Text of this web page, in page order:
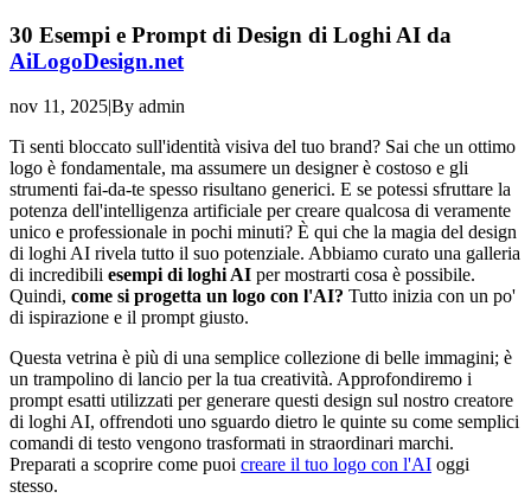
30 Esempi e Prompt di Design di Loghi AI da
AiLogoDesign.net
nov 11, 2025|By admin
Ti senti bloccato sull'identità visiva del tuo brand? Sai che un ottimo
logo è fondamentale, ma assumere un designer è costoso e gli
strumenti fai-da-te spesso risultano generici. E se potessi sfruttare la
potenza dell'intelligenza artificiale per creare qualcosa di veramente
unico e professionale in pochi minuti? È qui che la magia del design
di loghi AI rivela tutto il suo potenziale. Abbiamo curato una galleria
di incredibili esempi di loghi AI per mostrarti cosa è possibile.
Quindi, come si progetta un logo con l'AI? Tutto inizia con un po'
di ispirazione e il prompt giusto.
Questa vetrina è più di una semplice collezione di belle immagini; è
un trampolino di lancio per la tua creatività. Approfondiremo i
prompt esatti utilizzati per generare questi design sul nostro creatore
di loghi AI, offrendoti uno sguardo dietro le quinte su come semplici
comandi di testo vengono trasformati in straordinari marchi.
Preparati a scoprire come puoi creare il tuo logo con l'AI oggi
stesso.